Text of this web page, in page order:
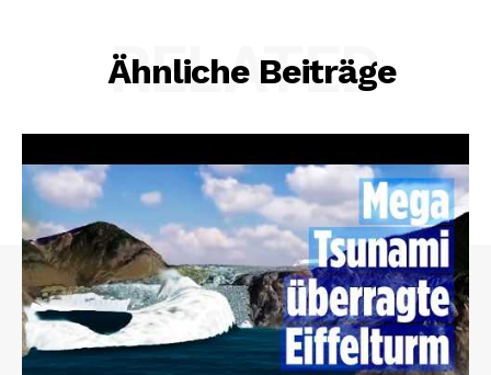
Ähnliche Beiträge
RELATED